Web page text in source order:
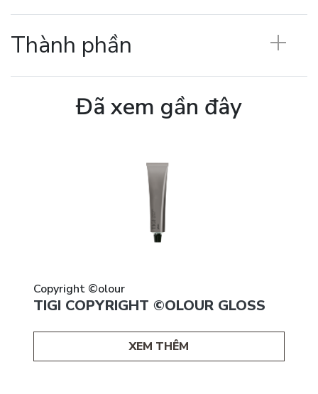
Thành phần
Đã xem gần đây
Copyright ©olour
TIGI COPYRIGHT ©OLOUR GLOSS
XEM THÊM